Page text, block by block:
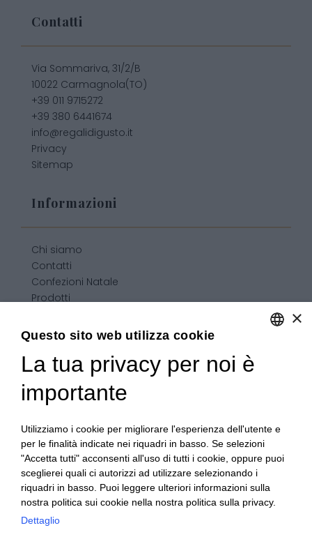
Contatti
Via Sommariva, 31/2/B
10022 Carmagnola(TO)
+39 011 9715272
+39 380 6441674
info@regalidigusto.it
Privacy
Sitemap
Informazioni
Chi siamo
Contatti
Confezioni Natale
Prodotti
Condizioni generali di vendita
×
Questo sito web utilizza cookie
La tua privacy per noi è
importante
Utilizziamo i cookie per migliorare l'esperienza dell'utente e
per le finalità indicate nei riquadri in basso. Se selezioni
"Accetta tutti" acconsenti all'uso di tutti i cookie, oppure puoi
sceglierei quali ci autorizzi ad utilizzare selezionando i
riquadri in basso. Puoi leggere ulteriori informazioni sulla
nostra politica sui cookie nella nostra politica sulla privacy.
Dettaglio